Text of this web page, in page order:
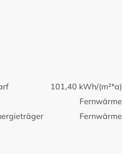
101,40 kWh/(m²*a)
Fernwärme
Fernwärme